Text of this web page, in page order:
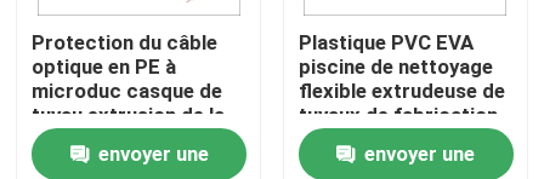
Chaîne de production de tuyau de PPR
Machine d'extrudeuse de tuyau de PE
Protection du câble
optique en PE à
microduc casque de
tuyau extrusion de la
ligne de fabrication de
la machine à vis unique
envoyer une
Plastique PVC EVA
piscine de nettoyage
flexible extrudeuse de
tuyaux de fabrication
de machine ligne de
productionenvoyer une